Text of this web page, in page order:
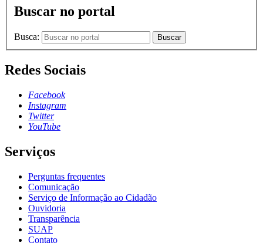
Buscar no portal
Busca: Buscar
Redes Sociais
Facebook
Instagram
Twitter
YouTube
Serviços
Perguntas frequentes
Comunicação
Serviço de Informação ao Cidadão
Ouvidoria
Transparência
SUAP
Contato